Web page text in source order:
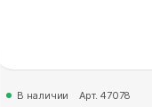
В наличии Арт. 47078